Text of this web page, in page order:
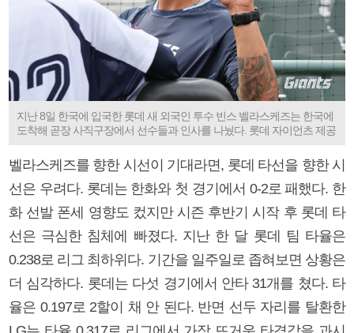
지난 8일 한국에 입국한 롯데 새 외국인 투수 빈스 벨라스케즈는 한국에
도착해 곧장 사직구장에서 선수들과 인사를 나눴다. 롯데 자이언츠 제공
벨라스케즈를 향한 시선이 기대라면, 롯데 타선을 향한 시
선은 우려다. 롯데는 한화와 첫 경기에서 0-2로 패했다. 한
화 선발 폰세 영향도 컸지만 시즌 후반기 시작 후 롯데 타
선은 극심한 침체에 빠졌다. 지난 한 달 롯데 팀 타율은
0.238로 리그 최하위다. 기간을 일주일로 좁혀보면 상황은
더 심각하다. 롯데는 다섯 경기에서 안타 31개를 쳤다. 타
율은 0.197로 2할이 채 안 된다. 반면 선두 자리를 탈환한